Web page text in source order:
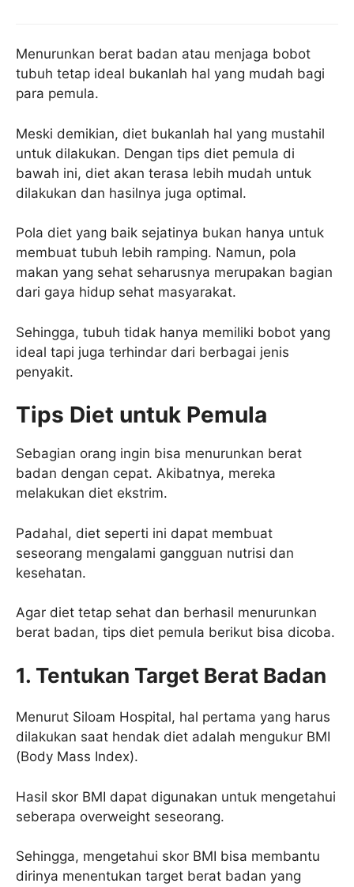
Menurunkan berat badan atau menjaga bobot
tubuh tetap ideal bukanlah hal yang mudah bagi
para pemula.
Meski demikian, diet bukanlah hal yang mustahil
untuk dilakukan. Dengan tips diet pemula di
bawah ini, diet akan terasa lebih mudah untuk
dilakukan dan hasilnya juga optimal.
Pola diet yang baik sejatinya bukan hanya untuk
membuat tubuh lebih ramping. Namun, pola
makan yang sehat seharusnya merupakan bagian
dari gaya hidup sehat masyarakat.
Sehingga, tubuh tidak hanya memiliki bobot yang
ideal tapi juga terhindar dari berbagai jenis
penyakit.
Tips Diet untuk Pemula
Sebagian orang ingin bisa menurunkan berat
badan dengan cepat. Akibatnya, mereka
melakukan diet ekstrim.
Padahal, diet seperti ini dapat membuat
seseorang mengalami gangguan nutrisi dan
kesehatan.
Agar diet tetap sehat dan berhasil menurunkan
berat badan, tips diet pemula berikut bisa dicoba.
1. Tentukan Target Berat Badan
Menurut Siloam Hospital, hal pertama yang harus
dilakukan saat hendak diet adalah mengukur BMI
(Body Mass Index).
Hasil skor BMI dapat digunakan untuk mengetahui
seberapa overweight seseorang.
Sehingga, mengetahui skor BMI bisa membantu
dirinya menentukan target berat badan yang